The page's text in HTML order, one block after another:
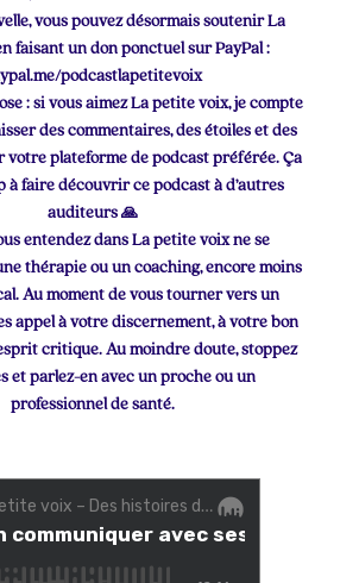
vous pouvez désormais soutenir La
faisant un don ponctuel sur PayPal :
podcastlapetitevoix
: si vous aimez La petite voix, je compte
des commentaires, des étoiles et des
votre plateforme de podcast préférée. Ça
à faire découvrir ce podcast à d’autres
auditeurs 🙏
entendez dans La petite voix ne se
thérapie ou un coaching, encore moins
Au moment de vous tourner vers un
appel à votre discernement, à votre bon
critique. Au moindre doute, stoppez
et parlez-en avec un proche ou un
professionnel de santé.